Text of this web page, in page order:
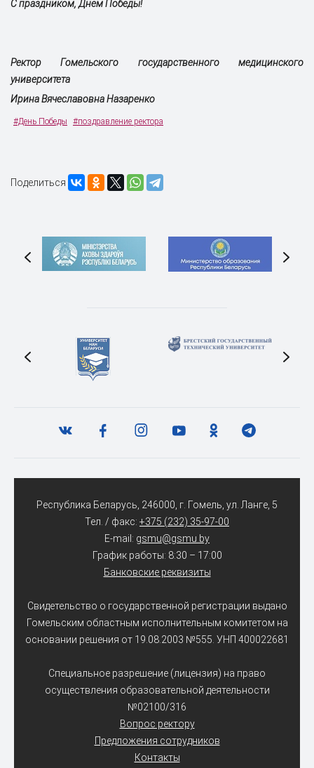
С праздником, Днём Победы!
Ректор Гомельского государственного медицинского
университета
Ирина Вячеславовна Назаренко
#День Победы #поздравление ректора
Поделиться
Республика Беларусь, 246000, г. Гомель, ул. Ланге, 5
Тел. / факс: +375 (232) 35-97-00
E-mail: gsmu@gsmu.by
График работы: 8:30 – 17:00
Банковские реквизиты
Свидетельство о государственной регистрации выдано
Гомельским областным исполнительным комитетом на
основании решения от 19.08.2003 №555. УНП 400022681
Специальное разрешение (лицензия) на право
осуществления образовательной деятельности
№02100/316
Вопрос ректору
Предложения сотрудников
Контакты